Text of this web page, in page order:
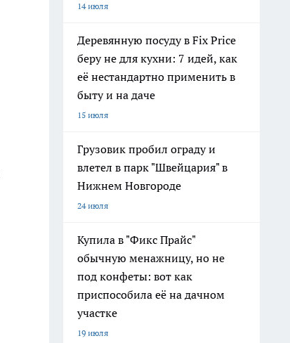
14 июля
Деревянную посуду в Fix Price
беру не для кухни: 7 идей, как
её нестандартно применить в
быту и на даче
15 июля
Грузовик пробил ограду и
влетел в парк "Швейцария" в
Нижнем Новгороде
24 июля
Купила в "Фикс Прайс"
обычную менажницу, но не
под конфеты: вот как
приспособила её на дачном
участке
19 июля